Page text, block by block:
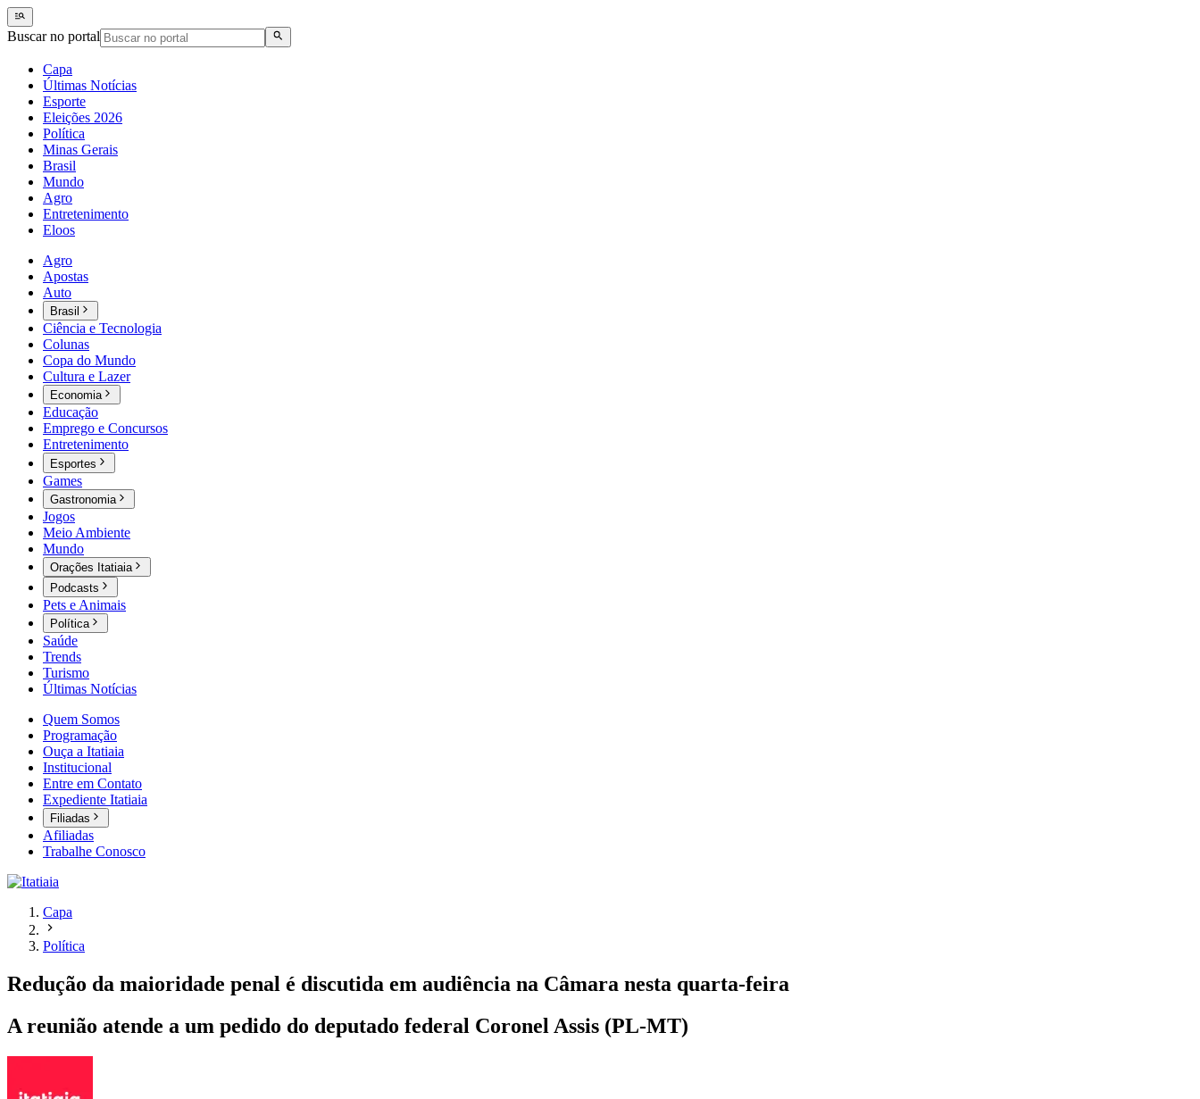
Buscar no portal
Capa
Últimas Notícias
Esporte
Eleições 2026
Política
Minas Gerais
Brasil
Mundo
Agro
Entretenimento
Eloos
Agro
Apostas
Auto
Brasil
Ciência e Tecnologia
Colunas
Copa do Mundo
Cultura e Lazer
Economia
Educação
Emprego e Concursos
Entretenimento
Esportes
Games
Gastronomia
Jogos
Meio Ambiente
Mundo
Orações Itatiaia
Podcasts
Pets e Animais
Política
Saúde
Trends
Turismo
Últimas Notícias
Quem Somos
Programação
Ouça a Itatiaia
Institucional
Entre em Contato
Expediente Itatiaia
Filiadas
Afiliadas
Trabalhe Conosco
Capa
Política
Redução da maioridade penal é discutida em audiência na Câmara nesta quarta-feira
A reunião atende a um pedido do deputado federal Coronel Assis (PL-MT)